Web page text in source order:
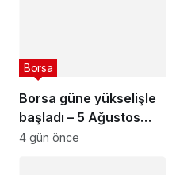
Borsa güne yükselişle
başladı – 5 Ağustos
2026
Borsa
4 gün önce